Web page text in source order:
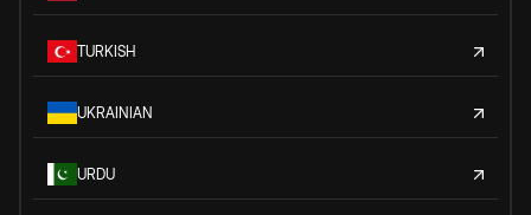
TURKISH
UKRAINIAN
URDU